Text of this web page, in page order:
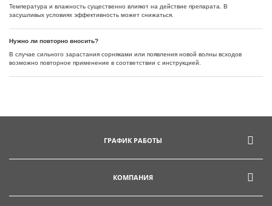
Температура и влажность существенно влияют на действие препарата. В
засушливых условиях эффективность может снижаться.
Нужно ли повторно вносить?
В случае сильного зарастания сорняками или появления новой волны всходов
возможно повторное применение в соответствии с инструкцией.
ГРАФИК РАБОТЫ
КОМПАНИЯ